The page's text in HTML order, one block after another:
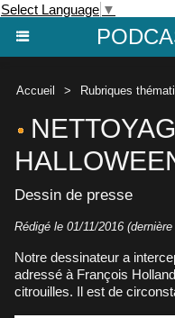
Select Language ▼
Accueil > Rubriques
Dessin de presse
Rédigé le 01/11/2016
Notre dessinateur a
adressé à François
citrouilles. Il est de